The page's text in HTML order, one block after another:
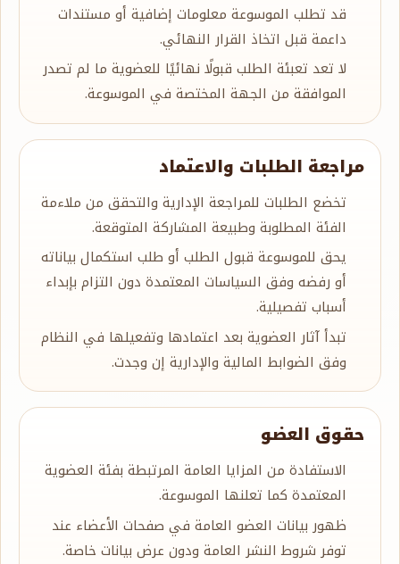
قد تطلب الموسوعة معلومات إضافية أو مستندات
داعمة قبل اتخاذ القرار النهائي.
لا تعد تعبئة الطلب قبولًا نهائيًا للعضوية ما لم تصدر
الموافقة من الجهة المختصة في الموسوعة.
مراجعة الطلبات والاعتماد
تخضع الطلبات للمراجعة الإدارية والتحقق من ملاءمة
الفئة المطلوبة وطبيعة المشاركة المتوقعة.
يحق للموسوعة قبول الطلب أو طلب استكمال بياناته
أو رفضه وفق السياسات المعتمدة دون التزام بإبداء
أسباب تفصيلية.
تبدأ آثار العضوية بعد اعتمادها وتفعيلها في النظام
وفق الضوابط المالية والإدارية إن وجدت.
حقوق العضو
الاستفادة من المزايا العامة المرتبطة بفئة العضوية
المعتمدة كما تعلنها الموسوعة.
ظهور بيانات العضو العامة في صفحات الأعضاء عند
توفر شروط النشر العامة ودون عرض بيانات خاصة.